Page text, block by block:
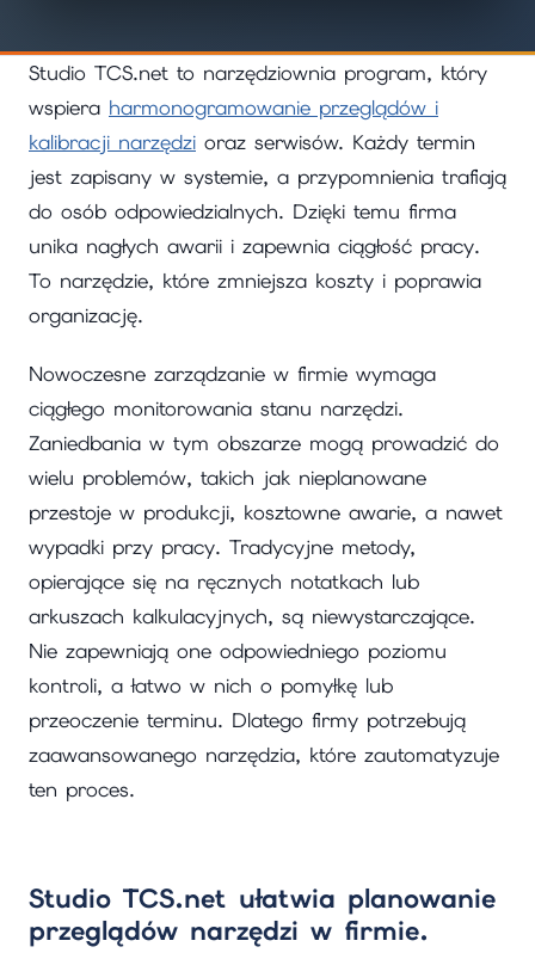
Studio TCS.net to narzędziownia program, który
wspiera harmonogramowanie przeglądów i
kalibracji narzędzi oraz serwisów. Każdy termin
jest zapisany w systemie, a przypomnienia trafiają
do osób odpowiedzialnych. Dzięki temu firma
unika nagłych awarii i zapewnia ciągłość pracy.
To narzędzie, które zmniejsza koszty i poprawia
organizację.
Nowoczesne zarządzanie w firmie wymaga
ciągłego monitorowania stanu narzędzi.
Zaniedbania w tym obszarze mogą prowadzić do
wielu problemów, takich jak nieplanowane
przestoje w produkcji, kosztowne awarie, a nawet
wypadki przy pracy. Tradycyjne metody,
opierające się na ręcznych notatkach lub
arkuszach kalkulacyjnych, są niewystarczające.
Nie zapewniają one odpowiedniego poziomu
kontroli, a łatwo w nich o pomyłkę lub
przeoczenie terminu. Dlatego firmy potrzebują
zaawansowanego narzędzia, które zautomatyzuje
ten proces.
Studio TCS.net ułatwia planowanie
przeglądów narzędzi w firmie.